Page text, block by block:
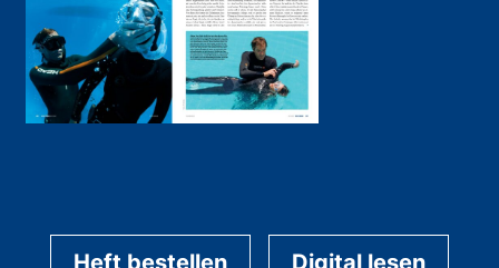
Heft bestellen Digital lesen